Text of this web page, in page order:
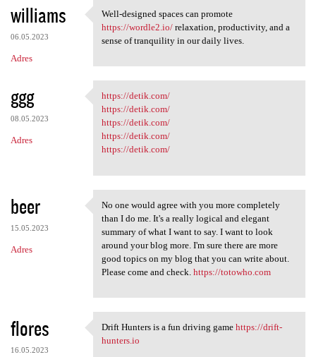
williams
06.05.2023
Adres
Well-designed spaces can
Well-designed spaces can promote
https://wordle2.io/relaxation, productivity, and a
sense of tranquility in our daily lives.
ggg
08.05.2023
Adres
https://detik.com/
https://detik.com/
https://detik.com/
https://detik.com/
https://detik.com/
https://detik.com/
beer
15.05.2023
Adres
No one would agree with you
No one would agree with you more completely
than I do me. It's a really logical and elegant
summary of what I want to say. I want to look
around your blog more. I'm sure there are more
good topics on my blog that you can write about.
Please come and check. https://totowho.com
flores
16.05.2023
Drift Hunters is a fun
Drift Hunters is a fun driving game https://drift-
hunters.io